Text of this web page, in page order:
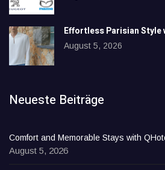
Effortless Parisian Style
August 5, 2026
Neueste Beiträge
Comfort and Memorable Stays with
August 5, 2026